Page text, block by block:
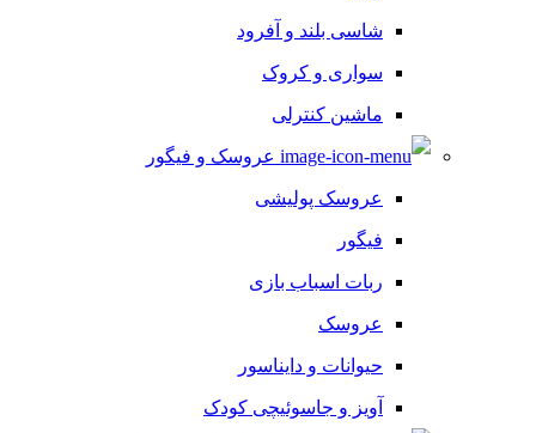
شاسی بلند و آفرود
سواری و کروک
ماشین کنترلی
عروسک و فیگور
عروسک پولیشی
فیگور
ربات اسباب بازی
عروسک
حیوانات و دایناسور
آویز و جاسوئیچی کودک